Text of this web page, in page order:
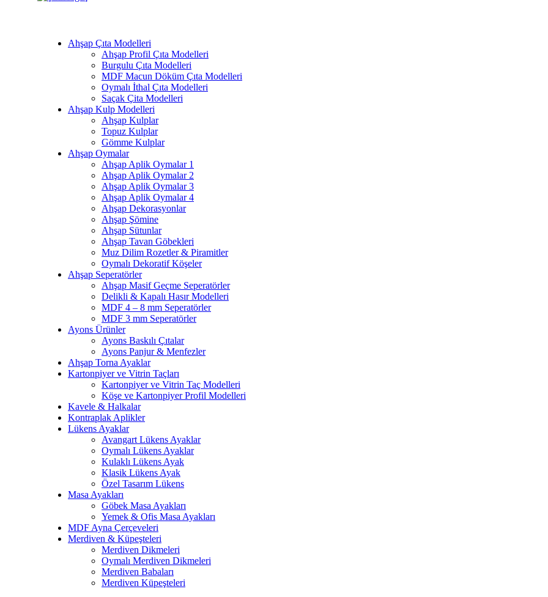
Ahşap Çıta Modelleri
Ahşap Profil Çıta Modelleri
Burgulu Çıta Modelleri
MDF Macun Döküm Çıta Modelleri
Oymalı İthal Çıta Modelleri
Saçak Çita Modelleri
Ahşap Kulp Modelleri
Ahşap Kulplar
Topuz Kulplar
Gömme Kulplar
Ahşap Oymalar
Ahşap Aplik Oymalar 1
Ahşap Aplik Oymalar 2
Ahşap Aplik Oymalar 3
Ahşap Aplik Oymalar 4
Ahşap Dekorasyonlar
Ahşap Şömine
Ahşap Sütunlar
Ahşap Tavan Göbekleri
Muz Dilim Rozetler & Piramitler
Oymalı Dekoratif Köşeler
Ahşap Seperatörler
Ahşap Masif Geçme Seperatörler
Delikli & Kapalı Hasır Modelleri
MDF 4 – 8 mm Seperatörler
MDF 3 mm Seperatörler
Ayons Ürünler
Ayons Baskılı Çıtalar
Ayons Panjur & Menfezler
Ahşap Torna Ayaklar
Kartonpiyer ve Vitrin Taçları
Kartonpiyer ve Vitrin Taç Modelleri
Köşe ve Kartonpiyer Profil Modelleri
Kavele & Halkalar
Kontraplak Aplikler
Lükens Ayaklar
Avangart Lükens Ayaklar
Oymalı Lükens Ayaklar
Kulaklı Lükens Ayak
Klasik Lükens Ayak
Özel Tasarım Lükens
Masa Ayakları
Göbek Masa Ayakları
Yemek & Ofis Masa Ayakları
MDF Ayna Çerçeveleri
Merdiven & Küpeşteleri
Merdiven Dikmeleri
Oymalı Merdiven Dikmeleri
Merdiven Babaları
Merdiven Küpeşteleri